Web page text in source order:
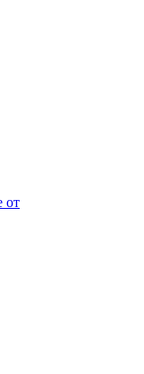
от